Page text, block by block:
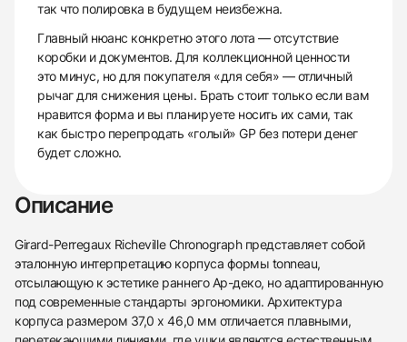
так что полировка в будущем неизбежна.
Главный нюанс конкретно этого лота — отсутствие
коробки и документов. Для коллекционной ценности
это минус, но для покупателя «для себя» — отличный
рычаг для снижения цены. Брать стоит только если вам
нравится форма и вы планируете носить их сами, так
как быстро перепродать «голый» GP без потери денег
будет сложно.
Описание
Girard-Perregaux Richeville Chronograph представляет собой
эталонную интерпретацию корпуса формы tonneau,
отсылающую к эстетике раннего Ар-деко, но адаптированную
под современные стандарты эргономики. Архитектура
корпуса размером 37,0 x 46,0 мм отличается плавными,